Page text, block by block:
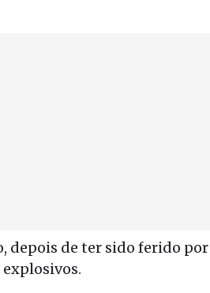
depois de ter sido ferido por